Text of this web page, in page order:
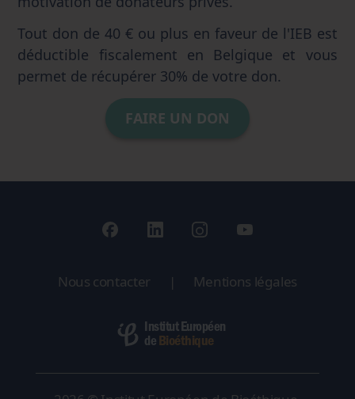
Tout don de 40 € ou plus en faveur de l'IEB est
déductible fiscalement en Belgique et vous
permet de récupérer 30% de votre don.
FAIRE UN DON
Nous contacter | Mentions légales
Institut Européen
deBioéthique